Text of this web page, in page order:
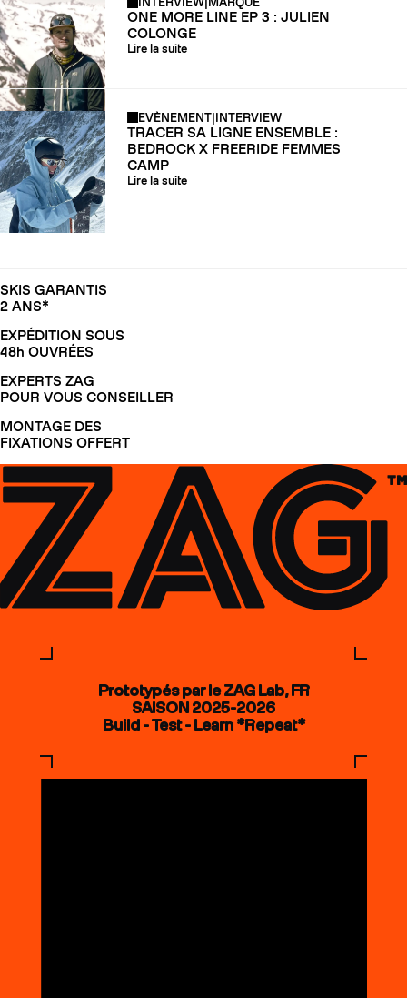
ONE MORE LINE EP 3 : JULIEN
COLONGE
Lire la suite
EVÈNEMENT|INTERVIEW
TRACER SA LIGNE ENSEMBLE :
BEDROCK X FREERIDE FEMMES
CAMP
Lire la suite
SKIS GARANTIS
2 ANS*
EXPÉDITION SOUS
48h OUVRÉES
EXPERTS ZAG
POUR VOUS CONSEILLER
MONTAGE DES
FIXATIONS OFFERT
Prototypés par le ZAG Lab, FR
SAISON 2025-2026
Build - Test - Learn *Repeat*